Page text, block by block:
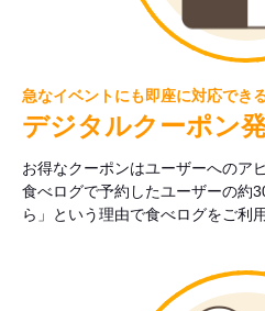
急なイベントにも即座に対応でき
デジタルクーポン
お得なクーポンはユーザーへのア
食べログで予約したユーザーの約
ら」という理由で食べログをご利